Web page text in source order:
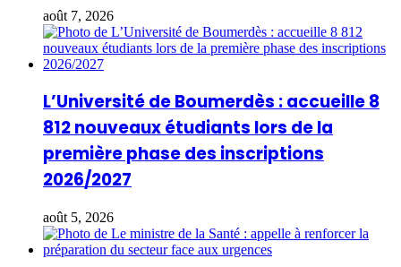
août 7, 2026
L’Université de Boumerdès : accueille 8
812 nouveaux étudiants lors de la
première phase des inscriptions
2026/2027
août 5, 2026